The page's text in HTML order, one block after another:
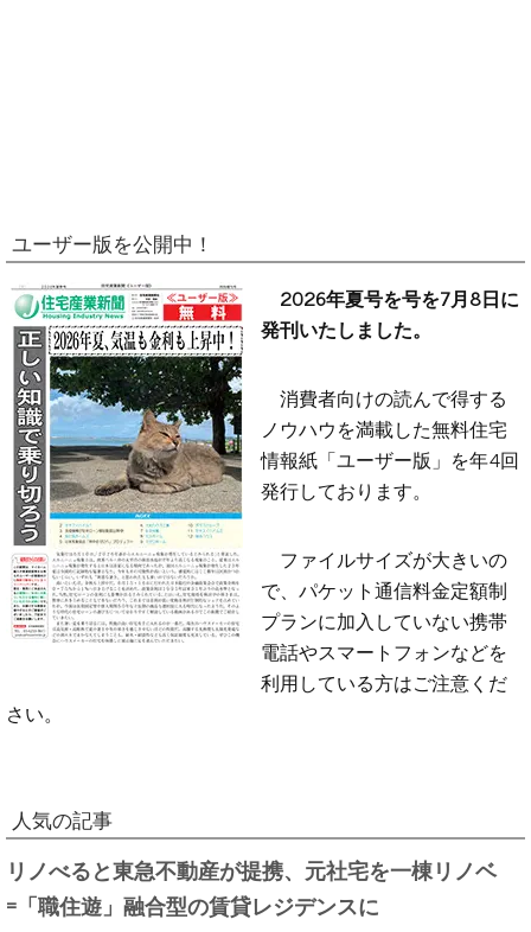
ユーザー版を公開中！
2026年夏号を号を7月8日に
発刊いたしました。
消費者向けの読んで得する
ノウハウを満載した無料住宅
情報紙「ユーザー版」を年4回
発行しております。
ファイルサイズが大きいの
で、パケット通信料金定額制
プランに加入していない携帯
電話やスマートフォンなどを
利用している方はご注意くだ
さい。
人気の記事
リノべると東急不動産が提携、元社宅を一棟リノベ
=「職住遊」融合型の賃貸レジデンスに